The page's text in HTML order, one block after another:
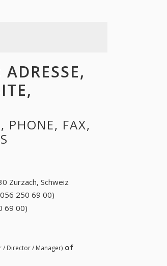
PHONE, FAX,
Zurzach, Schweiz
250 69 00)
69 00)
/ Director / Manager) of